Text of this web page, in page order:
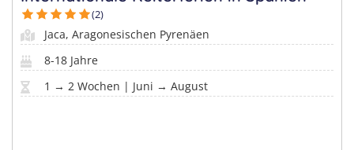
(2)
Jaca, Aragonesischen Pyrenäen
8-18 Jahre
1 → 2 Wochen | Juni → August